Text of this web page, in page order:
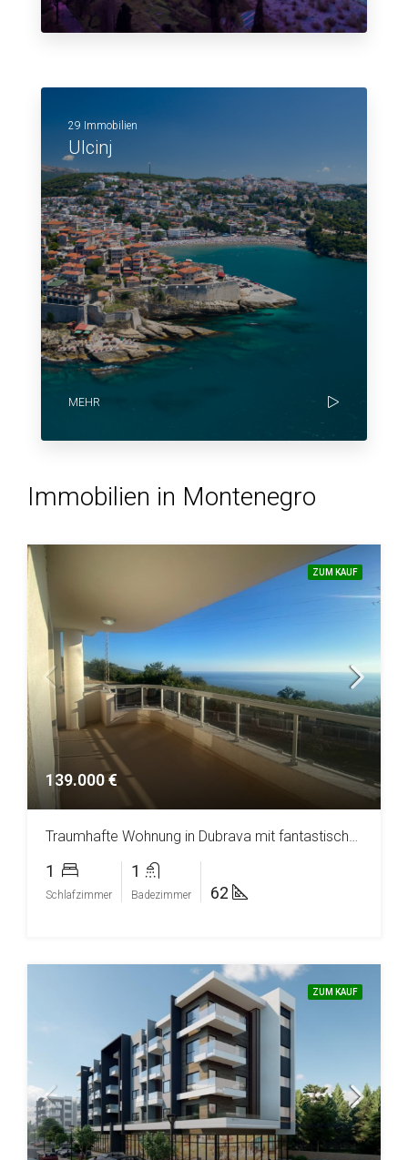
29 Immobilien
Ulcinj
MEHR
Immobilien in Montenegro
ZUM KAUF
139.000 €
Traumhafte Wohnung in Dubrava mit fantastischem Meerblick
1
Schlafzimmer
1
Badezimmer 62
ZUM KAUF